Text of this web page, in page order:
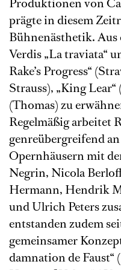
Produktionen von
prägte in diesem
Bühnenästhetik. Aus
Verdis „La traviata“
Rake’s Progress“
Strauss), „King
(Thomas) zu
Regelmäßig arbeitet
genreübergreifend
Opernhäusern mit
Negrin, Nicola
Hermann, Hendrik
und Ulrich Peters
entstanden zudem
gemeinsamer
damnation de Faust“